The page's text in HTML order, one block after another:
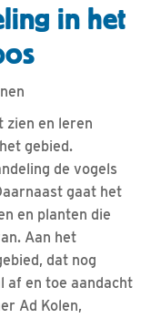
in het
zien en leren
gebied.
de vogels
gaat het
en planten die
Aan het
dat nog
af en toe aandacht
Ad Kolen,